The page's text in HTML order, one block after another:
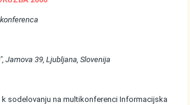
Jamova 39, Ljubljana, Slovenija
sodelovanju na multikonferenci Informacijska